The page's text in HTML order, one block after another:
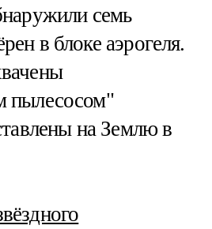
семь
в блоке аэрогеля.
пылесосом"
на Землю в